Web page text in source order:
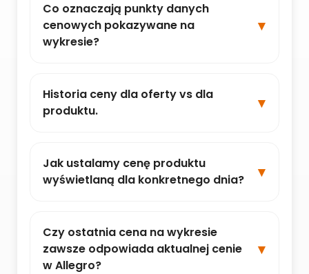
Co oznaczają punkty danych
cenowych pokazywane na
wykresie?
Historia ceny dla oferty vs dla
produktu.
Jak ustalamy cenę produktu
wyświetlaną dla konkretnego dnia?
Czy ostatnia cena na wykresie
zawsze odpowiada aktualnej cenie
w Allegro?